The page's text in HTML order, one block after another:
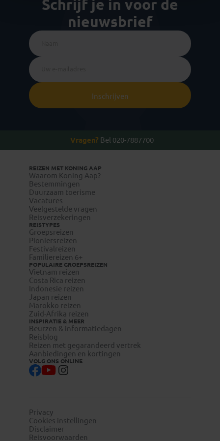
Schrijf je in voor de
nieuwsbrief
Inschrijven
Vragen? Bel 020-7887700
REIZEN MET KONING AAP
Waarom Koning Aap?
Bestemmingen
Duurzaam toerisme
Vacatures
Veelgestelde vragen
Reisverzekeringen
REISTYPES
Groepsreizen
Pioniersreizen
Festivalreizen
Familiereizen 6+
POPULAIRE GROEPSREIZEN
Vietnam reizen
Costa Rica reizen
Indonesie reizen
Japan reizen
Marokko reizen
Zuid-Afrika reizen
INSPIRATIE & MEER
Beurzen & informatiedagen
Reisblog
Reizen met gegarandeerd vertrek
Aanbiedingen en kortingen
VOLG ONS ONLINE
Privacy
Cookies instellingen
Disclaimer
Reisvoorwaarden